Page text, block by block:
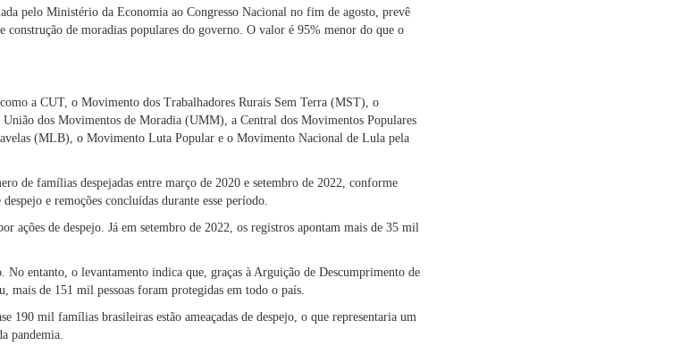
pelo Ministério da Economia ao Congresso Nacional no fim de agosto, prevê
construção de moradias populares do governo. O valor é 95% menor do que o
a CUT, o Movimento dos Trabalhadores Rurais Sem Terra (MST), o
dos Movimentos de Moradia (UMM), a Central dos Movimentos Populares
(MLB), o Movimento Luta Popular e o Movimento Nacional de Lula pela
de famílias despejadas entre março de 2020 e setembro de 2022, conforme
e remoções concluídas durante esse período.
ações de despejo. Já em setembro de 2022, os registros apontam mais de 35 mil
No entanto, o levantamento indica que, graças à Arguição de Descumprimento de
mais de 151 mil pessoas foram protegidas em todo o país.
190 mil famílias brasileiras estão ameaçadas de despejo, o que representaria um
pandemia.